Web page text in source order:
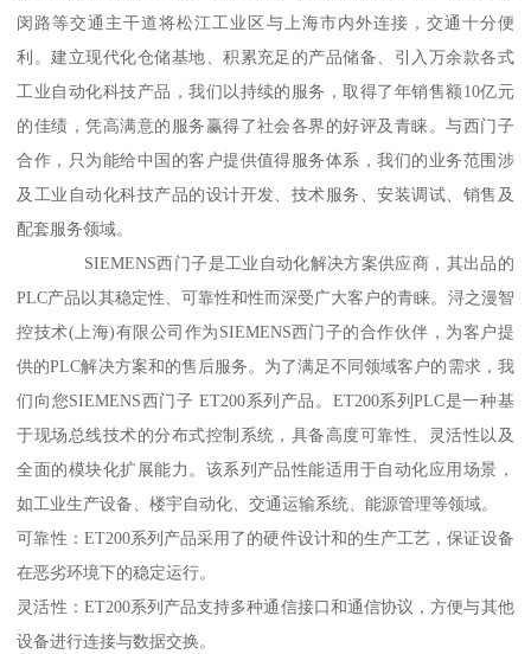
闵路等交通主干道将松江工业区与上海市内外连接，交通十分便
利。建立现代化仓储基地、积累充足的产品储备、引入万余款各式
工业自动化科技产品，我们以持续的服务，取得了年销售额10亿元
的佳绩，凭高满意的服务赢得了社会各界的好评及青睐。与西门子
合作，只为能给中国的客户提供值得服务体系，我们的业务范围涉
及工业自动化科技产品的设计开发、技术服务、安装调试、销售及
配套服务领域。
SIEMENS西门子是工业自动化解决方案供应商，其出品的
PLC产品以其稳定性、可靠性和性而深受广大客户的青睐。浔之漫智
控技术(上海)有限公司作为SIEMENS西门子的合作伙伴，为客户提
供的PLC解决方案和的售后服务。为了满足不同领域客户的需求，我
们向您SIEMENS西门子 ET200系列产品。ET200系列PLC是一种基
于现场总线技术的分布式控制系统，具备高度可靠性、灵活性以及
全面的模块化扩展能力。该系列产品性能适用于自动化应用场景，
如工业生产设备、楼宇自动化、交通运输系统、能源管理等领域。
可靠性：ET200系列产品采用了的硬件设计和的生产工艺，保证设备
在恶劣环境下的稳定运行。
灵活性：ET200系列产品支持多种通信接口和通信协议，方便与其他
设备进行连接与数据交换。